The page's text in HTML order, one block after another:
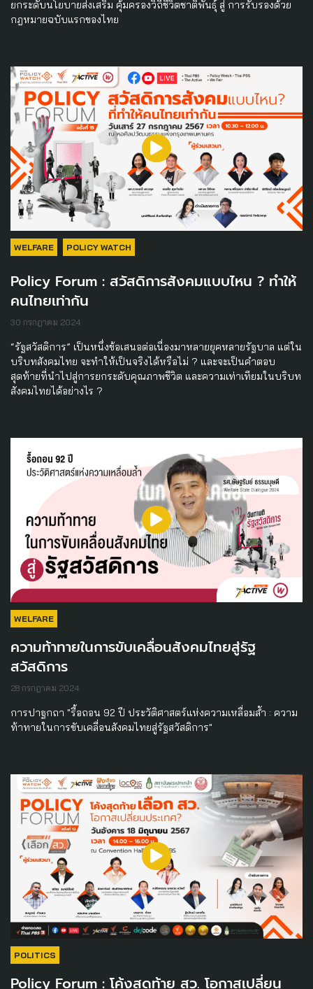
ยกระดับนโยบายส่งเสริม คุ้มครองวิถีชีวิตชาติพันธุ์ สู่ การรับรองด้วย
กฎหมายฉบับแรกของไทย
WELFARE POLICY WATCH
Policy Forum : สวัสดิการสังคมแบบไหน ? ทำให้
คนไทยเท่ากัน
30 กรกฎาคม 2024
“รัฐสวัสดิการ” เป็นหนึ่งข้อเสนอต่อเนื่องมาหลายยุคหลายรัฐบาล แต่ใน
บริบทสังคมไทย จะทำให้เป็นจริงได้หรือไม่ ? และจะเป็นคำตอบ
สุดท้ายที่นำไปสู่การยกระดับคุณภาพชีวิต และความเท่าเทียมในบริบท
สังคมไทยได้อย่างไร ?
WELFARE
ความท้าทายในการขับเคลื่อนสังคมไทยสู่รัฐ
สวัสดิการ
28 กรกฎาคม 2024
การปาฐกถา "รื้อถอน 92 ปี ประวัติศาสตร์แห่งความเหลื่อมล้ำ : ความ
ท้าทายในการขับเคลื่อนสังคมไทยสู่รัฐสวัสดิการ"
POLITICS
Policy Forum : โค้งสุดท้าย สว. โอกาสเปลี่ยน